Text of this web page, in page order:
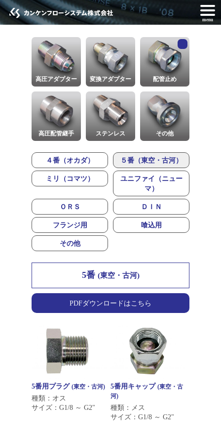
menu
高圧アダプター 変換アダプター 配管止め
高圧配管継手 ステンレス その他
４番（オカダ） ５番（東空・古河）
ミリ（コマツ）
ユニファイ（ニュー
マ）
ＯＲＳ ＤＩＮ
フランジ用 喰込用
その他
5番 (東空・古河)
PDFダウンロードはこちら
5番用プラグ (東空・古河)
種類：オス
サイズ：G1/8 ～ G2"
5番用キャップ (東空・古
河)
種類：メス
サイズ：G1/8 ～ G2"